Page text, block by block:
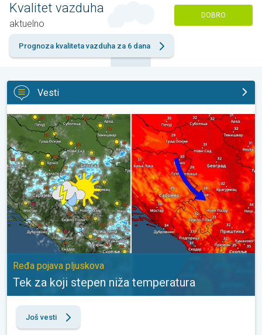
Kvalitet vazduha
aktuelno
DOBRO
Prognoza kvaliteta vazduha za 6 dana
Vesti
Tek za koji stepen niža temperatura. Ređa pojava pljuskova. . .
Ređa pojava pljuskova
Tek za koji stepen niža temperatura
Još vesti